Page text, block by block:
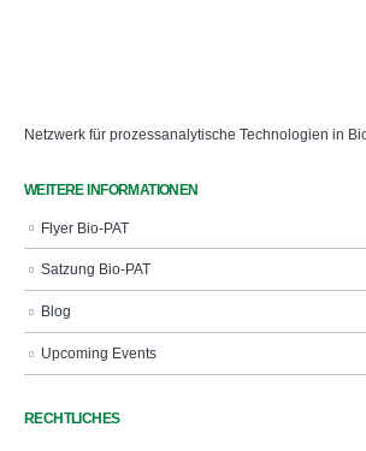
Netzwerk für prozessanalytische Technologien in
WEITERE INFORMATIONEN
Flyer Bio-PAT
Satzung Bio-PAT
Blog
Upcoming Events
RECHTLICHES